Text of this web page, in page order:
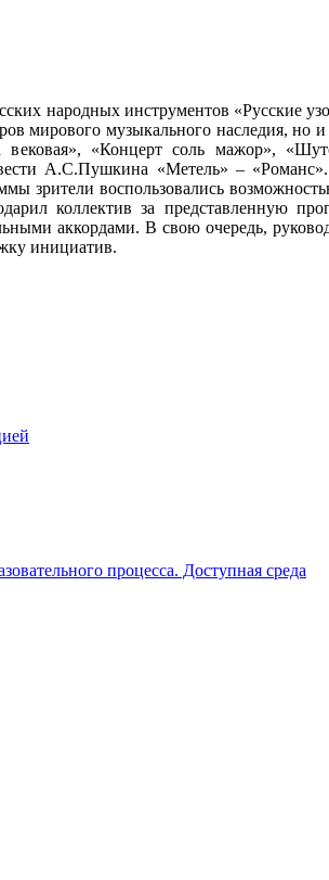
народных инструментов «Русские
мирового музыкального наследия,
«Концерт соль мажор»,
А.С.Пушкина «Метель» –
зрители воспользовались
коллектив за представленную
аккордами. В свою очередь,
инициатив.
процесса. Доступная среда